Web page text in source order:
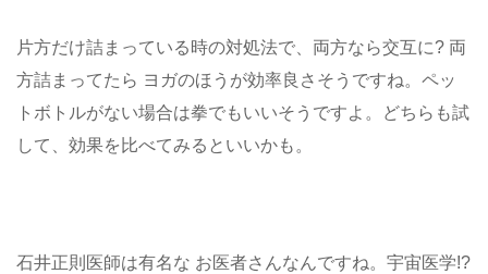
片方だけ詰まっている時の対処法で、両方なら交互に? 両
方詰まってたら ヨガのほうが効率良さそうですね。ペッ
トボトルがない場合は拳でもいいそうですよ。どちらも試
して、効果を比べてみるといいかも。
石井正則医師は有名な お医者さんなんですね。宇宙医学!?